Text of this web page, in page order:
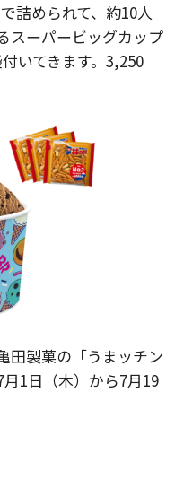
詰められて、約10人
スーパービッグカップ
いてきます。3,250
田製菓の「うまッチン
1日（木）から7月19